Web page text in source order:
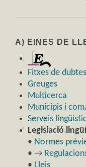
A) EINES DE
Fitxes de
Greuges
Multicerca
Municipis i
Serveis
Legislació
• Normes
• →
• Lleis